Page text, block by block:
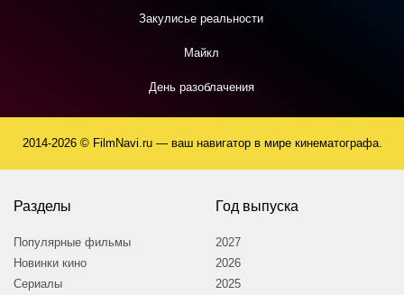
Закулисье реальности
Майкл
День разоблачения
2014-2026 © FilmNavi.ru — ваш навигатор в мире кинематографа.
Разделы
Популярные фильмы
Новинки кино
Сериалы
Год выпуска
2027
2026
2025